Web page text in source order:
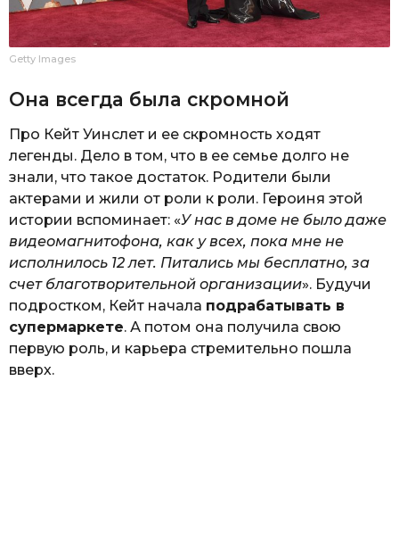
Getty Images
Она всегда была скромной
Про Кейт Уинслет и ее скромность ходят
легенды. Дело в том, что в ее семье долго не
знали, что такое достаток. Родители были
актерами и жили от роли к роли. Героиня этой
истории вспоминает: «У нас в доме не было даже
видеомагнитофона, как у всех, пока мне не
исполнилось 12 лет. Питались мы бесплатно, за
счет благотворительной организации». Будучи
подростком, Кейт начала подрабатывать в
супермаркете. А потом она получила свою
первую роль, и карьера стремительно пошла
вверх.